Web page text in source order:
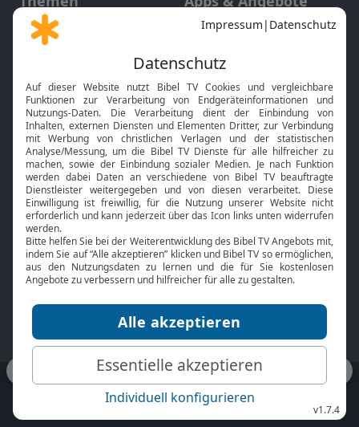
Gott und Bibel erklärt
Neuigkeiten
Mobile App
Smart TV
HbbTV
Bibelthek Online-Bibel
Nächster Gottesdienst
Bibel TV
Über uns
Jobs
Mediadaten
Service
Kontakt
TV-Empfang
bibeltv.de: Impressum
Datenschutz
Nutzungsbedingungen
Fakten Bibel TV App